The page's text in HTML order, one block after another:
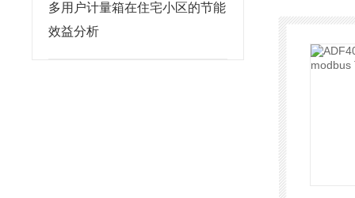
多用户计量箱在住宅小区的节能
效益分析